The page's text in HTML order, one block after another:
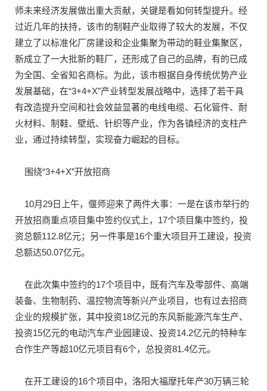
师未来经济发展做出重大贡献，关键是看如何转型提升。经
过近几年的扶持，该市的制鞋产业取得了较大的发展，不仅
建立了以标准化厂房建设和企业集聚为带动的鞋业集聚区，
新成立了一大批新的鞋厂，还形成了自己的品牌，有的已成
为全国、全省知名商标。为此，该市根据自身传统优势产业
发展基础，在“3+4+X”产业转型发展战略中，选择了若干具
有改造提升空间和社会效益显著的电线电缆、石化管件、耐
火材料、制鞋、壁纸、针织等产业，作为各镇经济的支柱产
业，通过持续转型，实现奋力崛起的目标。
围绕“3+4+X”开放招商
10月29日上午，偃师迎来了两件大事：一是在该市举行的
开放招商重点项目集中签约仪式上，17个项目集中签约，投
资总额112.8亿元；另一件事是16个重大项目开工建设，投资
总额达50.07亿元。
在此次集中签约的17个项目中，既有汽车及零部件、高端
装备、生物制药、温控物流等新兴产业项目，也有过去招商
企业的规模扩张，其中投资18亿元的东风新能源汽车生产、
投资15亿元的电动汽车产业园建设、投资14.2亿元的特种车
合作生产等超10亿元项目有6个，总投资81.4亿元。
在开工建设的16个项目中，洛阳大福摩托年产30万辆三轮